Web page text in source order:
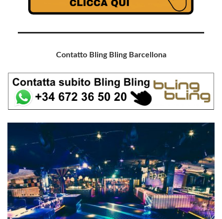
Contatto Bling Bling Barcellona